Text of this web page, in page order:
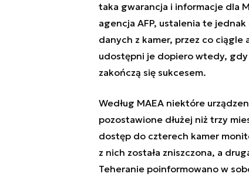
taka gwarancja i informacje dla
agencja AFP, ustalenia te
danych z kamer, przez co ciągle
udostępni je dopiero wtedy, gdy
zakończą się sukcesem.
Według MAEA niektóre
pozostawione dłużej niż trzy
dostęp do czterech kamer
z nich została zniszczona, a
Teheranie poinformowano w